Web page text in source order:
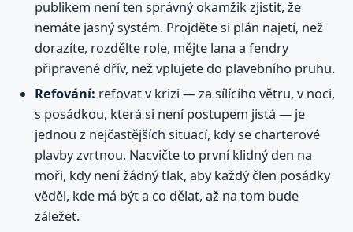
publikem není ten správný okamžik zjistit, že
nemáte jasný systém. Projděte si plán najetí, než
dorazíte, rozdělte role, mějte lana a fendry
připravené dřív, než vplujete do plavebního pruhu.
Refování: refovat v krizi — za sílícího větru, v noci,
s posádkou, která si není postupem jistá — je
jednou z nejčastějších situací, kdy se charterové
plavby zvrtnou. Nacvičte to první klidný den na
moři, kdy není žádný tlak, aby každý člen posádky
věděl, kde má být a co dělat, až na tom bude
záležet.